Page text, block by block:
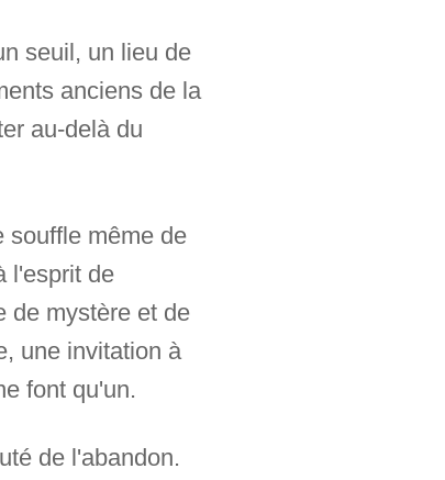
seuil, un lieu de
anciens de la
au-delà du
souffle même de
l'esprit de
de mystère et de
une invitation à
font qu'un.
de l'abandon.